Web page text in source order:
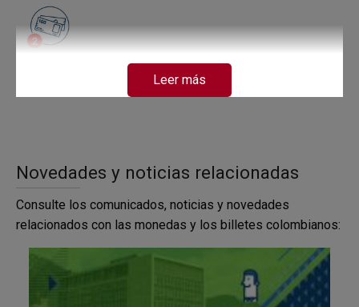
Recuerde que los billetes de alta denominación son los
10.000 pesos.
Y los de baja denominación son:
2.000 pesos y
1.000 pesos.
Leer más
Novedades y noticias relacionadas
Consulte los comunicados, noticias y novedades
relacionados con las monedas y los billetes colombianos: